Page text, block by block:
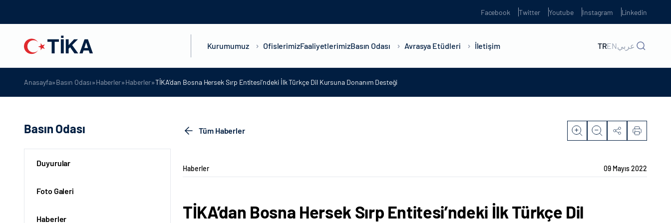
Facebook Twitter Youtube Instagram Linkedin
Kurumumuz OfislerimizFaaliyetlerimizBasın Odası Avrasya Etüdleri İletişim TRENعربي
Anasayfa»Basın Odası»Haberler»Haberler»TİKA’dan Bosna Hersek Sırp Entitesi’ndeki İlk Türkçe Dil Kursuna Donanım Desteği
Basın Odası
Duyurular
Foto Galeri
Haberler
Tüm Haberler
Haberler 09 Mayıs 2022
TİKA’dan Bosna Hersek Sırp Entitesi’ndeki İlk Türkçe Dil